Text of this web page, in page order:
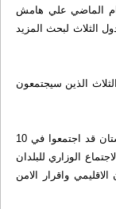
الماضي علي هامش
الثلاث لبحث المزيد
الذين سيجتمعون
وکان مساعدو وزراء خارجيه ايران وافغانستان وباکستان قد اجتمعوا في 10
الوزاري للبلدان
واقرار الامن